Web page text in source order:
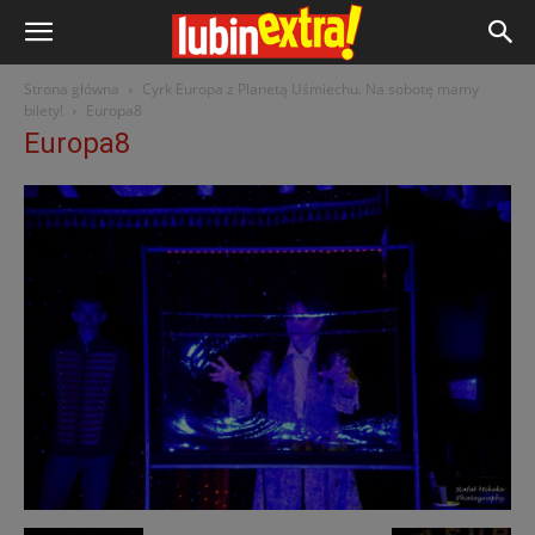
Strona główna
Cyrk Europa z Planetą Uśmiechu. Na sobotę mamy
bilety!
Europa8
Europa8